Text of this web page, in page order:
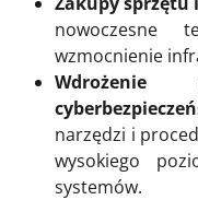
nowoczesne
wzmocnienie
narzędzi i
wysokiego
systemów.